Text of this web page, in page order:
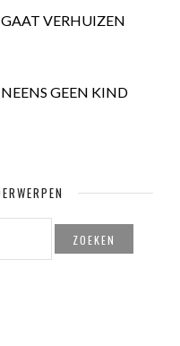
GAAT VERHUIZEN
GEEN KIND